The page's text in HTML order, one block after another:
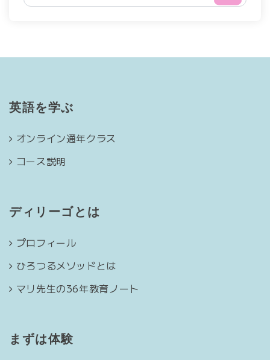
英語を学ぶ
オンライン通年クラス
コース説明
ディリーゴとは
プロフィール
ひろつるメソッドとは
マリ先生の36年教育ノート
まずは体験